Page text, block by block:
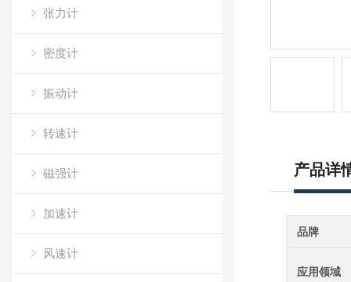
张力计
密度计
振动计
转速计
磁强计
加速计
风速计
产品详
品牌
应用领域